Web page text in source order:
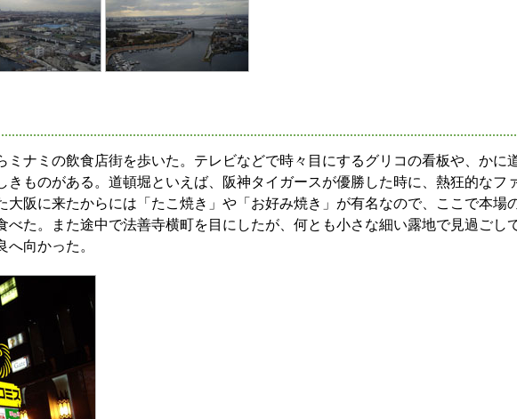
ミナミの飲食店街を歩いた。テレビなどで時々目にするグリコの看板や、かに
きものがある。道頓堀といえば、阪神タイガースが優勝した時に、熱狂的なフ
大阪に来たからには「たこ焼き」や「お好み焼き」が有名なので、ここで本場
べた。また途中で法善寺横町を目にしたが、何とも小さな細い露地で見過ごし
向かった。